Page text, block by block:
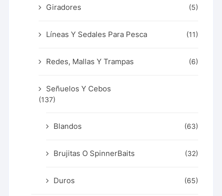
Giradores (5)
Líneas Y Sedales Para Pesca (11)
Redes, Mallas Y Trampas (6)
Señuelos Y Cebos
(137)
Blandos (63)
Brujitas O SpinnerBaits (32)
Duros (65)